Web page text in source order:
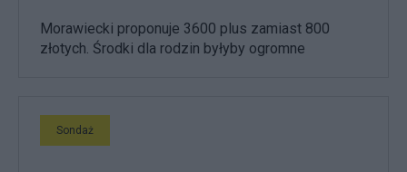
Morawiecki proponuje 3600 plus zamiast 800
złotych. Środki dla rodzin byłyby ogromne
Sondaż